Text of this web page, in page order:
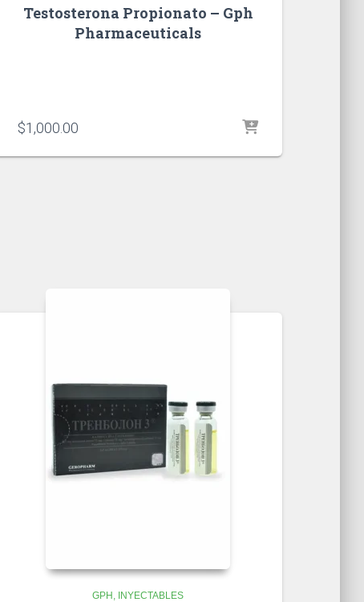
Testosterona Propionato – Gph
Pharmaceuticals
$1,000.00
GPH INYECTABLES